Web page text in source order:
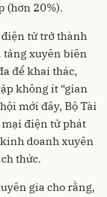
(hơn 20%).
tử trở thành
tảng xuyên biên
để khai thác,
không ít “gian
mới đây, Bộ Tài
điện tử phát
doanh xuyên
thức.
gia cho rằng,